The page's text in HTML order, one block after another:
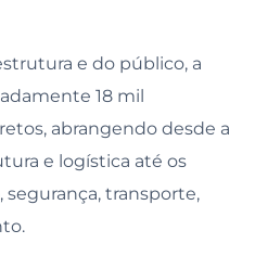
e do público, a
18 mil
abrangendo desde a
e logística até os
segurança, transporte,